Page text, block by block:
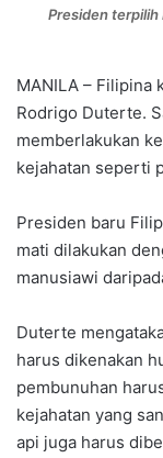
Presiden terpilih
MANILA – Filipina
Rodrigo Duterte.
memberlakukan
kejahatan seperti
Presiden baru
mati dilakukan
manusiawi
Duterte
harus dikenakan
pembunuhan
kejahatan yang
api juga harus